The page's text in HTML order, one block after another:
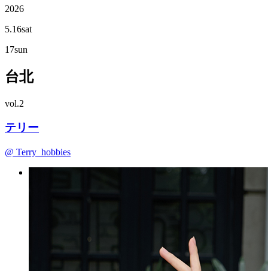
2026
5.16sat
17sun
台北
vol.2
テリー
@ Terry_hobbies